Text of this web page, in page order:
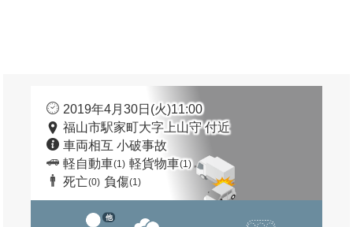
2019年4月30日(火)11:00
福山市駅家町大字上山守 付近
車両相互 小破事故
軽自動車(1) 軽貨物車(1)
死亡(0) 負傷(1)
他